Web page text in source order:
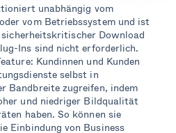
unabhängig vom
vom Betriebssystem und ist
Download
Ins sind nicht erforderlich.
Kundinnen und Kunden
selbst in
Bandbreite zugreifen, indem
und niedriger Bildqualität
haben. So können sie
Einbindung von Business